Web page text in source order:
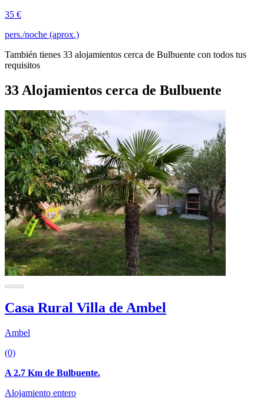
35 €
pers./noche (aprox.)
También tienes 33 alojamientos cerca de Bulbuente con todos tus
requisitos
33 Alojamientos cerca de Bulbuente
Casa Rural Villa de Ambel
Ambel
(0)
A 2.7 Km de Bulbuente.
Alojamiento entero